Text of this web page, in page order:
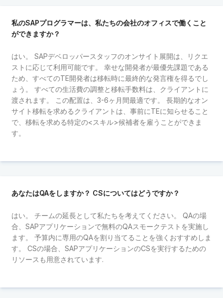
私のSAPプログラマーは、私たちの会社のオフィスで働くこと
ができますか？
はい。 SAPデベロッパースタッフのオンサイト展開は、リクエ
ストに応じて利用可能です。 幸せな開発者が最優先課題である
ため、すべてのTE開発者は移転時に最終的な発言権を得るでし
ょう。 すべての生活費の調整と移転手数料は、クライアントに
渡されます。 この配置は、3-6ヶ月間最適です。 長期的なオン
サイト移転を求めるクライアントは、事前にTEに知らせること
で、移転を求める特定の<スキル>候補者を雇うことができま
す。
あなたはQAをしますか？ CSについてはどうですか？
はい。 チームの延長として私たちを考えてください。 QAの場
合、SAPアプリケーションで無料のQAスモークテストを実施し
ます。 予算内に専用のQAを割り当てることを強くおすすめしま
す。 CSの場合、SAPアプリケーションのCSを実行するための
リソースも用意されています.